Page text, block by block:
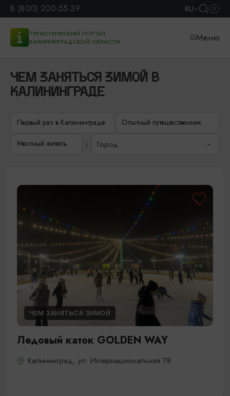
8 (800) 200-55-39 RU
ТУРИСТИЧЕСКИЙ ПОРТАЛ
КАЛИНИНГРАДСКОЙ ОБЛАСТИ
Меню
ЧЕМ ЗАНЯТЬСЯ ЗИМОЙ В
КАЛИНИНГРАДЕ
Первый раз в Калининграде Опытный путешественник
Местный житель Город
ЧЕМ ЗАНЯТЬСЯ ЗИМОЙ
Ледовый каток GOLDEN WAY
Калининград, ул. Интернациональная 78